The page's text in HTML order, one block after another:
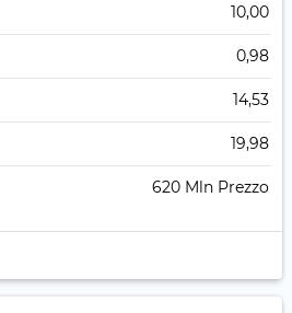
10,00
0,98
14,53
19,98
620 Mln Prezzo